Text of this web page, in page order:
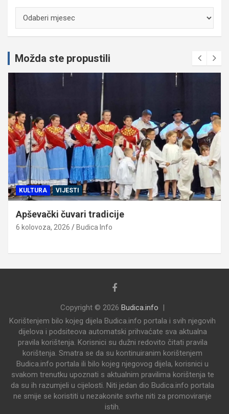
Možda ste propustili
KULTURA VIJESTI
Apševački čuvari tradicije
6 kolovoza, 2026 Budica Info
Copyright © 2026 Budica.info
Korištenjem bilo kojeg dijela Budica.info portala i svih njegovih
dijelova i podsiteova automatski prihvaćate sva aktualna
pravila korištenja. Korisnici su dužni redovito čitati pravila
korištenja. Smatra se da su kontinuiranim korištenjem
Budica.info portala ili bilo kojeg njegovog dijela, korisnici u
svakom trenutku upoznati s aktualnim pravilima korištenja te
da su ih razumjeli u cijelosti. Niti jedan dio Budica.info portala
ne smije se koristiti u nezakonite svrhe niti za promoviranje
istih.